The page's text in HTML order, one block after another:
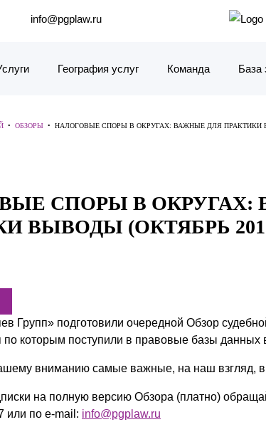
info@pgplaw.ru
Цифры
Групп»?
География услуг Команда База
• ОБЗОРЫ • НАЛОГОВЫЕ СПОРЫ В ОКРУГАХ: ВАЖНЫЕ ДЛЯ ПРАКТИКИ
СПОРЫ В ОКРУГАХ:
ВЫВОДЫ (ОКТЯБРЬ
Групп» подготовили очередной Обзор
которым поступили в правовые базы данных
вниманию самые важные, на наш взгляд,
на полную версию Обзора (платно)
или по e-mail: info@pgplaw.ru